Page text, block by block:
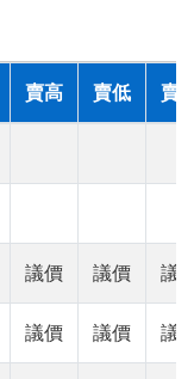
賣高 賣低 賣
議價 議價 議
議價 議價 議